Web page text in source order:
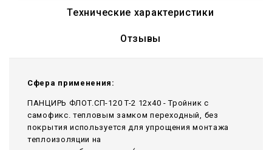
Технические характеристики
Отзывы
Сфера применения:
ПАНЦИРЬ ФЛОТ.СП-120 T-2 12x40 - Тройник c
самофикс. тепловым замком переходный, без
покрытия используется для упрощения монтажа
теплоизоляции на